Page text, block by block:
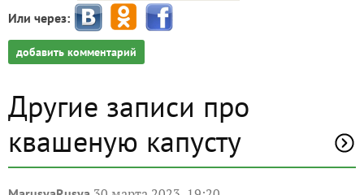
Или через:
добавить комментарий
Другие записи про
квашеную капусту